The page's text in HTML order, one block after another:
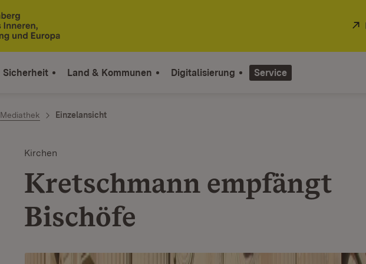
Sicherheit Land & Kommunen Digitalisierung Service
Mediathek Einzelansicht
Kirchen
Kretschmann empfängt
Bischöfe